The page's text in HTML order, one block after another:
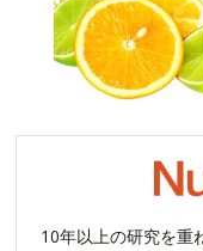
10年以上の研究を重